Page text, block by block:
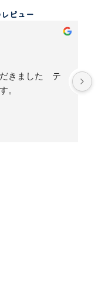
ビュー
きました　テ
。